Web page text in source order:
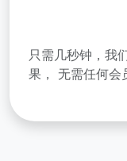
只需几秒钟，我
果， 无需任何会